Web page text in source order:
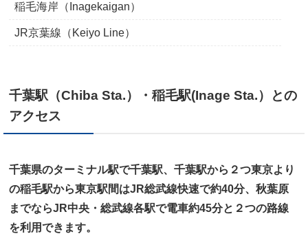
稲毛海岸（Inagekaigan）
JR京葉線（Keiyo Line）
千葉駅（Chiba Sta.）・稲毛駅(Inage Sta.）との
アクセス
千葉県のターミナル駅で千葉駅、千葉駅から２つ東京より
の稲毛駅から東京駅間はJR総武線快速で約40分、秋葉原
までならJR中央・総武線各駅で電車約45分と２つの路線
を利用できます。